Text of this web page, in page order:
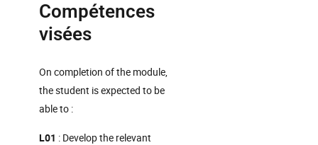
Compétences
visées
On completion of the module,
the student is expected to be
able to :
L01 : Develop the relevant